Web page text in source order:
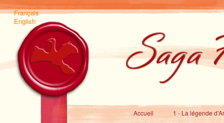
Français
English
Accueil 1 - La légende